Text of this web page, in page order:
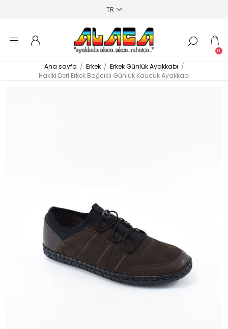
0
Ana sayfa / Erkek / Erkek Günlük Ayakkabı /
Hakiki Deri Erkek Bağcıklı Günlük Kaucuk Ayakkabı